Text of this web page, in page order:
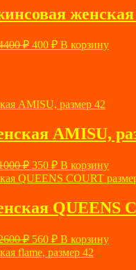
₽ Первоначальная
400 ₽Текущая
В корзину
AMISU,
₽ Первоначальная
цена
составляла
1000 ₽.
350 ₽Текущая
цена:
В корзину
QUEENS
₽ Первоначальная
цена
составляла
560 ₽Текущая
цена:
В корзину